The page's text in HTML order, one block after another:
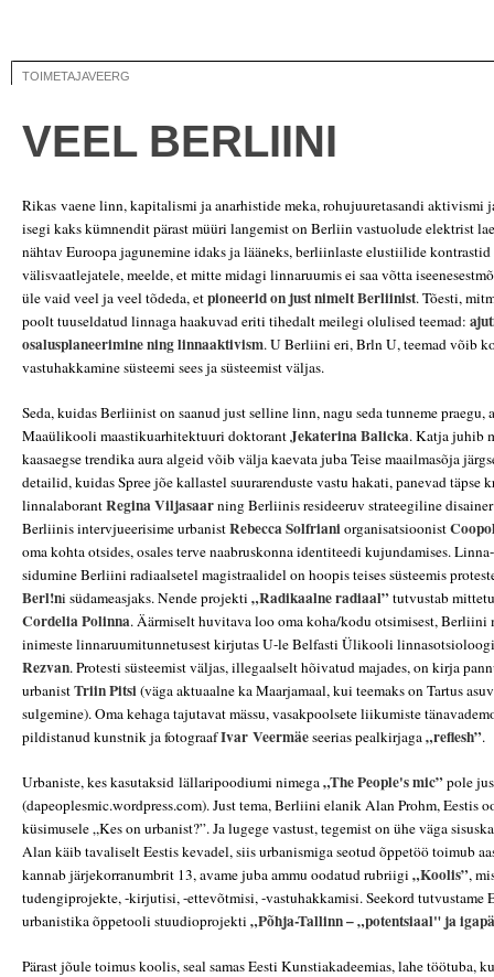
TOIMETAJAVEERG
VEEL BERLIINI
Rikas vaene linn, kapitalismi ja anarhistide meka, rohujuuretasandi aktivismi
isegi kaks kümnendit pärast müüri langemist on Berliin vastuolude elektrist
nähtav Euroopa jagunemine idaks ja lääneks, berliinlaste elustiilide
välisvaatlejatele, meelde, et mitte midagi linnaruumis ei saa võtta
üle vaid veel ja veel tõdeda, etpioneerid on just nimelt Berliinist. Tõesti,
poolt tuuseldatud linnaga haakuvad eriti tihedalt meilegi olulised teemad:
osalusplaneeriminening linnaaktivism. U Berliini eri, Brln U, teemad võib
vastuhakkamine süsteemi sees ja süsteemist väljas.
Seda, kuidas Berliinist on saanud just selline linn, nagu seda tunneme praegu,
Maaülikooli maastikuarhitektuuri doktorantJekaterina Balicka. Katja juhib
kaasaegse trendika aura algeid võib välja kaevata juba Teise maailmasõja
detailid, kuidas Spree jõe kallastel suurarenduste vastu hakati, panevad
linnalaborantRegina Viljasaarning Berliinis resideeruv strateegiline
Berliinis intervjueerisime urbanistRebecca Solfrianiorganisatsioonist
oma kohta otsides, osales terve naabruskonna identiteedi kujundamises.
sidumine Berliini radiaalsetel magistraalidel on hoopis teises süsteemis
Berl!ni südameasjaks. Nende projekti „Radikaalne radiaal”tutvustab
Cordelia Polinna. Äärmiselt huvitava loo oma koha/kodu otsimisest, Berliini
inimeste linnaruumitunnetusest kirjutas U-le Belfasti Ülikooli
Rezvan. Protesti süsteemist väljas, illegaalselt hõivatud majades, on kirja
urbanistTriin Pitsi(väga aktuaalne ka Maarjamaal, kui teemaks on Tartus
sulgemine). Oma kehaga tajutavat mässu, vasakpoolsete liikumiste
pildistanud kunstnik ja fotograafIvar Veermäeseerias pealkirjaga„reflesh”.
Urbaniste, kes kasutaksid lällaripoodiumi nimega„The People's mic”pole
(dapeoplesmic.wordpress.com). Just tema, Berliini elanik Alan Prohm, Eestis
küsimusele „Kes on urbanist?”. Ja lugege vastust, tegemist on ühe väga
Alan käib tavaliselt Eestis kevadel, siis urbanismiga seotud õppetöö toimub
kannab järjekorranumbrit 13, avame juba ammu oodatud rubriigi „Koolis”,
tudengiprojekte, -kirjutisi, -ettevõtmisi, -vastuhakkamisi. Seekord tutvustame
urbanistika õppetooli stuudioprojekti „Põhja-Tallinn – „potentsiaal" ja
Pärast jõule toimus koolis, seal samas Eesti Kunstiakadeemias, lahe töötuba,